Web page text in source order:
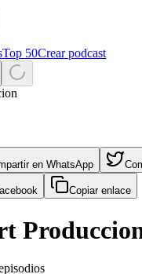
Top 50Crear podcast
en WhatsApp
Copiar enlace